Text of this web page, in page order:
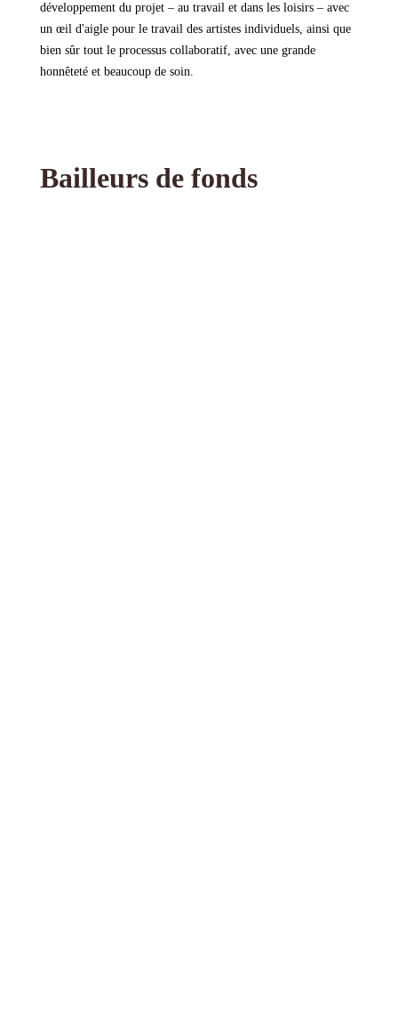
développement du projet – au travail et dans les loisirs – avec
un œil d'aigle pour le travail des artistes individuels, ainsi que
bien sûr tout le processus collaboratif, avec une grande
honnêteté et beaucoup de soin.
Bailleurs de fonds